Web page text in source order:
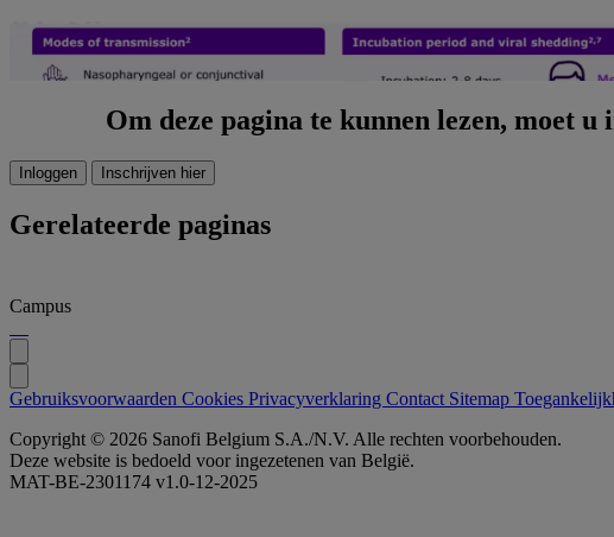
Om deze pagina te kunnen lezen, moet
Inloggen Inschrijven hier
Gerelateerde paginas
Campus
Gebruiksvoorwaarden Cookies Privacyverklaring Contact Sitemap
Copyright © 2026 Sanofi Belgium S.A./N.V. Alle rechten voorbehouden.
Deze website is bedoeld voor ingezetenen van België.
MAT-BE-2301174 v1.0-12-2025